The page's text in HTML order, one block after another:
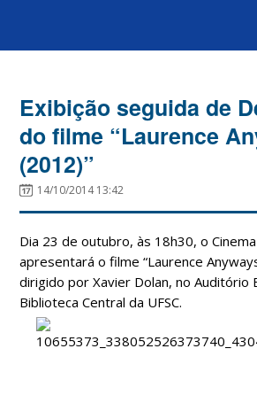
Exibição seguida de
do filme “Laurence
(2012)”
14/10/2014 13:42
Dia 23 de outubro, às 18h30, o
apresentará o filme “Laurence
dirigido por Xavier Dolan, no Auditório
Biblioteca Central da UFSC.